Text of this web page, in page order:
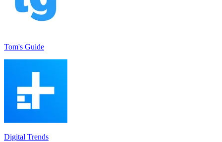
Tom's Guide
Digital Trends